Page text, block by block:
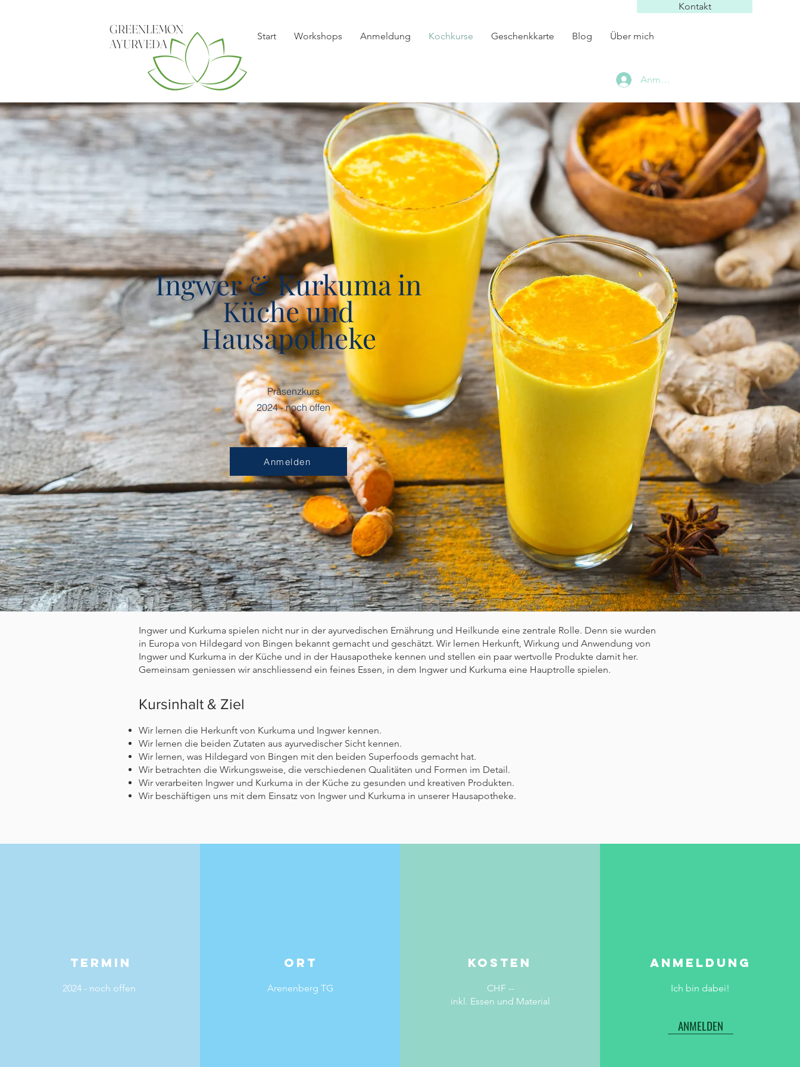
Kontakt
GREENLEMON
AYURVEDA
Start Workshops Anmeldung Kochkurse Geschenkkarte Blog Über mich
Anmelden
Ingwer & Kurkuma in
Küche und
Hausapotheke
Präsenzkurs
2024 - noch offen
Anmelden
Ingwer und Kurkuma spielen nicht nur in der ayurvedischen Ernährung und Heilkunde eine zentrale Rolle. Denn sie wurden
in Europa von Hildegard von Bingen bekannt gemacht und geschätzt. Wir lernen Herkunft, Wirkung und Anwendung von
Ingwer und Kurkuma in der Küche und in der Hausapotheke kennen und stellen ein paar wertvolle Produkte damit her.
Gemeinsam geniessen wir anschliessend ein feines Essen, in dem Ingwer und Kurkuma eine Hauptrolle spielen.
Kursinhalt & Ziel
Wir lernen die Herkunft von Kurkuma und Ingwer kennen.
Wir lernen die beiden Zutaten aus ayurvedischer Sicht kennen.
Wir lernen, was Hildegard von Bingen mit den beiden Superfoods gemacht hat.
Wir betrachten die Wirkungsweise, die verschiedenen Qualitäten und Formen im Detail.
Wir verarbeiten Ingwer und Kurkuma in der Küche zu gesunden und kreativen Produkten.
Wir beschäftigen uns mit dem Einsatz von Ingwer und Kurkuma in unserer Hausapotheke.
TERMIN
2024 - noch offen
ORT
Arenenberg TG
KOSTEN
CHF --
inkl. Essen und Material
ANMELDUNG
Ich bin dabei!
ANMELDEN